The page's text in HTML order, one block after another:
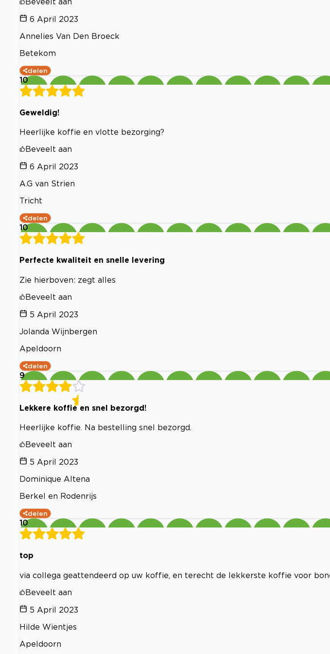
6 April 2023
Annelies Van Den Broeck
Betekom
delen
10
Geweldig!
Heerlijke koffie en vlotte bezorging?
Beveelt aan
6 April 2023
A.G van Strien
Tricht
delen
10
Perfecte kwaliteit en snelle levering
Zie hierboven: zegt alles
Beveelt aan
5 April 2023
Jolanda Wijnbergen
Apeldoorn
delen
9
Lekkere koffie en snel bezorgd!
Heerlijke koffie. Na bestelling snel bezorgd.
Beveelt aan
5 April 2023
Dominique Altena
Berkel en Rodenrijs
delen
10
top
via collega geattendeerd op uw koffie, en terecht de lekkerste koffie voor
Beveelt aan
5 April 2023
Hilde Wientjes
Apeldoorn